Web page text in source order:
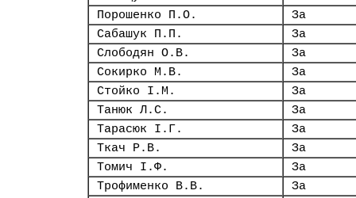
Порошенко П.О.
За
Сабашук П.П.
За
Слободян О.В.
За
Сокирко М.В.
За
Стойко І.М.
За
Танюк Л.С.
За
Тарасюк І.Г.
За
Ткач Р.В.
За
Томич І.Ф.
За
Трофименко В.В.
За